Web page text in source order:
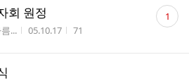
회 원정
자
... 작성시간
05.10.17 조회수
71
댓
글 1